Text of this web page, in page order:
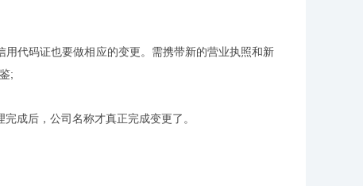
代码证也要做相应的变更。需携带新的营业执照和新
;
成后，公司名称才真正完成变更了。